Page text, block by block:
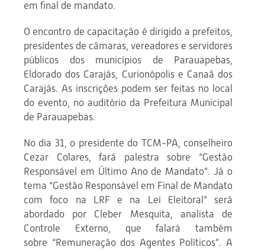
em final de mandato.
O encontro de capacitação é dirigido a prefeitos,
presidentes de câmaras, vereadores e servidores
públicos dos municípios de Parauapebas,
Eldorado dos Carajás, Curionópolis e Canaã dos
Carajás. As inscrições podem ser feitas no local
do evento, no auditório da Prefeitura Municipal
de Parauapebas.
No dia 31, o presidente do TCM-PA, conselheiro
Cezar Colares, fará palestra sobre “Gestão
Responsável em Último Ano de Mandato”. Já o
tema “Gestão Responsável em Final de Mandato
com foco na LRF e na Lei Eleitoral” será
abordado por Cleber Mesquita, analista de
Controle Externo, que falará também
sobre “Remuneração dos Agentes Políticos”. A